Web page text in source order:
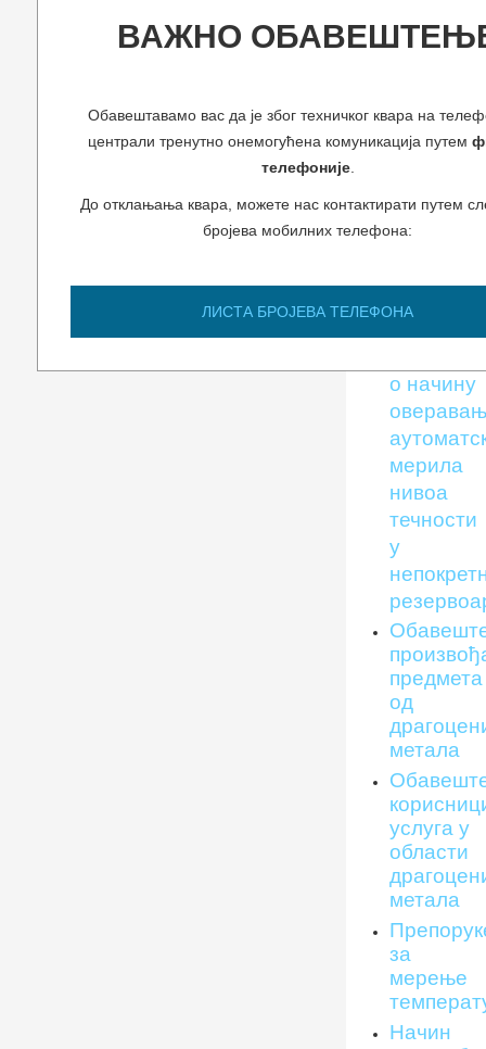
ТАКСИ
прво
о начину
мерила
нивоа
течности
у
предмета
од
метала
услуга у
области
метала
за
мерење
Начин
ВАЖНО
Обавештавамо вас да је због техничког квара на
централи тренутно онемогућена комуникација путем
телефоније.
До отклањања квара, можете нас контактирати путем
бројева мобилних телефона:
ЛИСТА БРОЈЕВА ТЕЛЕФОНА